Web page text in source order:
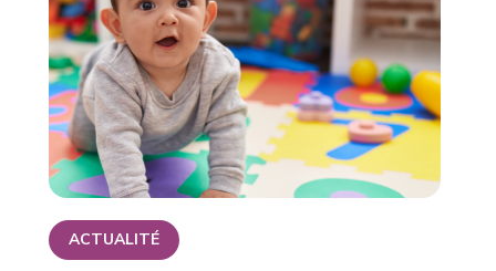
ACTUALITÉ